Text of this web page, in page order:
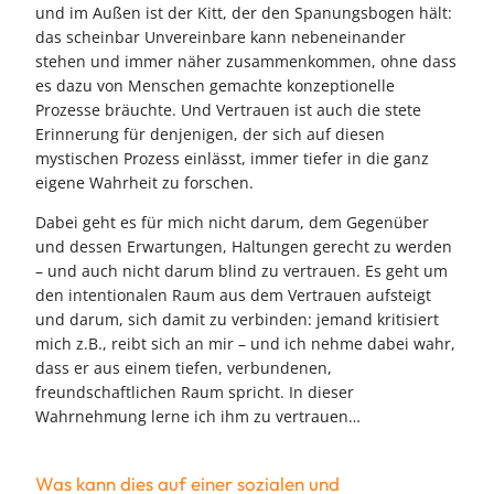
und im Außen ist der Kitt, der den Spanungsbogen hält:
das scheinbar Unvereinbare kann nebeneinander
stehen und immer näher zusammenkommen, ohne dass
es dazu von Menschen gemachte konzeptionelle
Prozesse bräuchte. Und Vertrauen ist auch die stete
Erinnerung für denjenigen, der sich auf diesen
mystischen Prozess einlässt, immer tiefer in die ganz
eigene Wahrheit zu forschen.
Dabei geht es für mich nicht darum, dem Gegenüber
und dessen Erwartungen, Haltungen gerecht zu werden
– und auch nicht darum blind zu vertrauen. Es geht um
den intentionalen Raum aus dem Vertrauen aufsteigt
und darum, sich damit zu verbinden: jemand kritisiert
mich z.B., reibt sich an mir – und ich nehme dabei wahr,
dass er aus einem tiefen, verbundenen,
freundschaftlichen Raum spricht. In dieser
Wahrnehmung lerne ich ihm zu vertrauen…
Was kann dies auf einer sozialen und